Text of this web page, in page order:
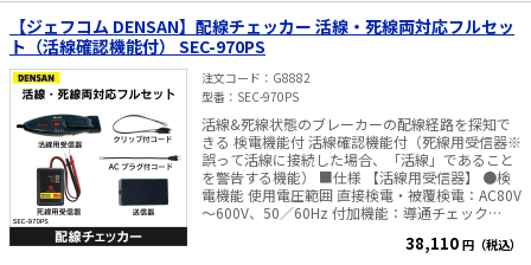
【ジェフコム DENSAN】配線チェッカー 活線・死線両対応フルセッ
ト（活線確認機能付） SEC-970PS
注文コード
G8882
型番
SEC-970PS
活線&死線状態のブレーカーの配線経路を探知で
きる 検電機能付 活線確認機能付（死線用受信器※
誤って活線に接続した場合、「活線」であること
を警告する機能） ■仕様 【活線用受信器】 ●検
電機能 使用電圧範囲 直接検電・被覆検電：AC80V
～600V、50／60Hz 付加機能：導通チェック
示：赤色LED点灯、ブザー鳴動 絶縁耐力：
38,110 円（税込）